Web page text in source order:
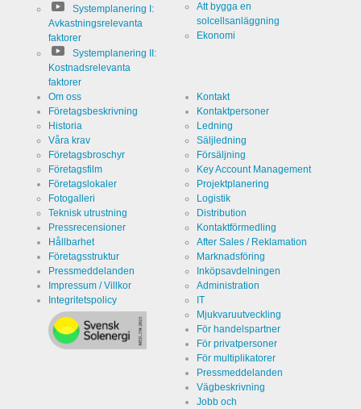
Systemplanering I:
Avkastningsrelevanta
faktorer
Systemplanering II:
Kostnadsrelevanta
faktorer
Att bygga en
solcellsanläggning
Ekonomi
Om oss
Företagsbeskrivning
Historia
Våra krav
Företagsbroschyr
Företagsfilm
Företagslokaler
Fotogalleri
Teknisk utrustning
Pressrecensioner
Hållbarhet
Företagsstruktur
Pressmeddelanden
Impressum / Villkor
Integritetspolicy
Kontakt
Kontaktpersoner
Ledning
Säljledning
Försäljning
Key Account Management
Projektplanering
Logistik
Distribution
Kontaktförmedling
After Sales / Reklamation
Marknadsföring
Inköpsavdelningen
Administration
IT
Mjukvaruutveckling
För handelspartner
För privatpersoner
För multiplikatorer
Pressmeddelanden
Vägbeskrivning
Jobb och